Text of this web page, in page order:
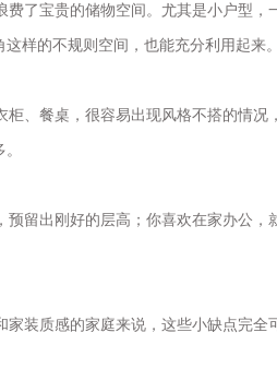
宝贵的储物空间。尤其是小户型，
样的不规则空间，也能充分利用起来。
、餐桌，很容易出现风格不搭的情
出刚好的层高；你喜欢在家办公
质感的家庭来说，这些小缺点完